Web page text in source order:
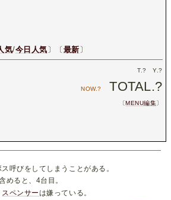
気/今日人気〕〔最新〕
T.? Y.?
NOW.? TOTAL.?
〔MENU編集〕
呼びをしてしまうことがある。
めると、4台目。
スペンサーは嫌っている。